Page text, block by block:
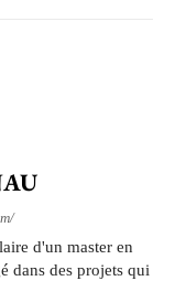
d'un master en
dans des projets qui